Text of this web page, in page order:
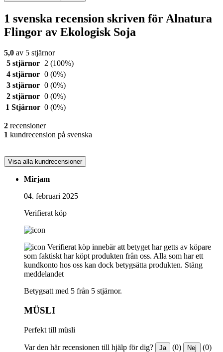
1 svenska recension skriven för Alnatura
Flingor av Ekologisk Soja
5,0 av 5 stjärnor
5 stjärnor 2 (100%)
4 stjärnor 0 (0%)
3 stjärnor 0 (0%)
2 stjärnor 0 (0%)
1 Stjärnor 0 (0%)
2 recensioner
1 kundrecension på svenska
Visa alla kundrecensioner
Mirjam
04. februari 2025
Verifierat köp
Verifierat köp innebär att betyget har getts av köpare
som faktiskt har köpt produkten från oss. Alla som har ett
kundkonto hos oss kan dock betygsätta produkten. Stäng
meddelandet
Betygsatt med 5 från 5 stjärnor.
MÜSLI
Perfekt till müsli
Var den här recensionen till hjälp för dig? Ja (0) Nej (0)